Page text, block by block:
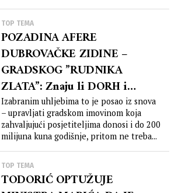
TOP TEMA
POZADINA AFERE
DUBROVAČKE ZIDINE –
GRADSKOG ”RUDNIKA
ZLATA”: Znaju li DORH i
ZLATA ŠIPEK, ZDRAVKO
MARIĆ, NINA OBULJEN i
PLENKOVIĆ tko je u
Dubrovniku UZEO 200
milijuna kuna casha bez
fiskalizacije i nadzora
Izabranim uhljebima to je posao iz snova
– upravljati gradskom imovinom koja
zahvaljujući posjetiteljima donosi i do 200
milijuna kuna godišnje, pritom ne treba...
TOP TEMA
TODORIĆ OPTUŽUJE